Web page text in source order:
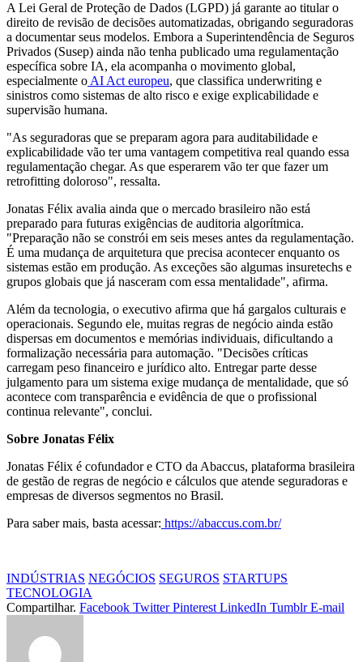
A Lei Geral de Proteção de Dados (LGPD) já garante ao titular o
direito de revisão de decisões automatizadas, obrigando seguradoras
a documentar seus modelos. Embora a Superintendência de Seguros
Privados (Susep) ainda não tenha publicado uma regulamentação
específica sobre IA, ela acompanha o movimento global,
especialmente o AI Act europeu, que classifica underwriting e
sinistros como sistemas de alto risco e exige explicabilidade e
supervisão humana.
"As seguradoras que se preparam agora para auditabilidade e
explicabilidade vão ter uma vantagem competitiva real quando essa
regulamentação chegar. As que esperarem vão ter que fazer um
retrofitting doloroso", ressalta.
Jonatas Félix avalia ainda que o mercado brasileiro não está
preparado para futuras exigências de auditoria algorítmica.
"Preparação não se constrói em seis meses antes da regulamentação.
É uma mudança de arquitetura que precisa acontecer enquanto os
sistemas estão em produção. As exceções são algumas insuretechs e
grupos globais que já nasceram com essa mentalidade", afirma.
Além da tecnologia, o executivo afirma que há gargalos culturais e
operacionais. Segundo ele, muitas regras de negócio ainda estão
dispersas em documentos e memórias individuais, dificultando a
formalização necessária para automação. "Decisões críticas
carregam peso financeiro e jurídico alto. Entregar parte desse
julgamento para um sistema exige mudança de mentalidade, que só
acontece com transparência e evidência de que o profissional
continua relevante", conclui.
Sobre Jonatas Félix
Jonatas Félix é cofundador e CTO da Abaccus, plataforma brasileira
de gestão de regras de negócio e cálculos que atende seguradoras e
empresas de diversos segmentos no Brasil.
Para saber mais, basta acessar: https://abaccus.com.br/
INDÚSTRIAS NEGÓCIOS SEGUROS STARTUPS
TECNOLOGIA
Compartilhar. Facebook Twitter Pinterest LinkedIn Tumblr E-mail